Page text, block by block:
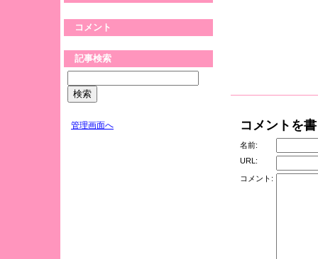
コメントを
名前:
URL:
コメント:
コメント
記事検索
管理画面へ